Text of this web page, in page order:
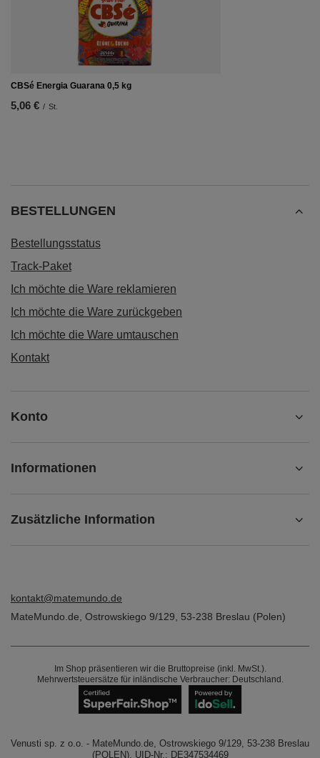
CBSé Energia Guarana 0,5 kg
5,06 € / St.
BESTELLUNGEN
Bestellungsstatus
Track-Paket
Ich möchte die Ware reklamieren
Ich möchte die Ware zurückgeben
Ich möchte die Ware umtauschen
Kontakt
Konto
Informationen
Zusätzliche Information
kontakt@matemundo.de
MateMundo.de Ostrowskiego 9/129 53-238 Breslau (Polen)
Im Shop präsentieren wir die Bruttopreise (inkl. MwSt.).
Mehrwertsteuersätze für inländische Verbraucher: Deutschland .
Venusti sp. z o.o. - MateMundo.de, Ostrowskiego 9/129, 53-238 Breslau
(POLEN), UID-Nr.: DE347534469